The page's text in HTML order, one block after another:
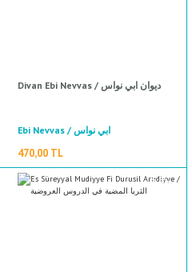
%50
indirim Divan Ebi Nevvas / ديوان ابي نواس
Ebi Nevvas / ابي نواس
470,00 TL